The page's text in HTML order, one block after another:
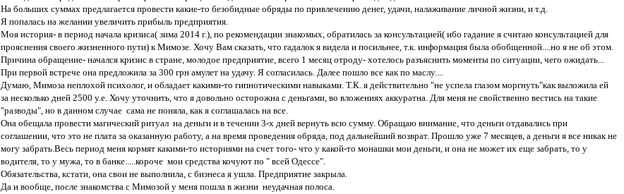
На больших суммах предлагается провести какие-то безобидные обряды по привлечению денег, удачи, налаживание личной жизни, и т.д.
Я попалась на желании увеличить прибыль предприятия.
Моя история- в период начала кризиса( зима 2014 г.), по рекомендации знакомых, обратилась за консультацией( ибо гадание я считаю консультацией для
прояснения своего жизненного пути) к Мимозе. Хочу Вам сказать, что гадалок я видела и посильнее, т.к. информация была обобщенной....но я не об этом.
Причина обращение- начался кризис в стране, молодое предприятие, всего 1 месяц отроду- хотелось разъяснить моменты по ситуации, чего ожидать...
При первой встрече она предложила за 300 грн амулет на удачу. Я согласилась. Далее пошло все как по маслу....
Думаю, Мимоза неплохой психолог, и обладает какими-то гипнотическими навыками. Т.К. я действительно "не успела глазом моргнуть"как выложила ей
за несколько дней 2500 у.е. Хочу уточнить, что я довольно осторожна с деньгами, во вложениях аккуратна. Для меня не свойственно вестись на такие
"разводы", но в данном случае сама не поняла, как я соглашалась на все.
Она обещала провести магический ритуал на деньги и в течении 3-х дней вернуть всю сумму. Обращаю внимание, что деньги отдавались при
соглашении, что это не плата за оказанную работу, а на время проведения обряда, под дальнейший возврат. Прошло уже 7 месяцев, а деньги я все никак не
могу забрать.Весь период меня кормят какими-то историями на счет того- что у какой-то монашки мои деньги, и она не может их еще забрать, то у
водителя, то у мужа, то в банке.....короче мои средства кочуют по " всей Одессе".
Обязательства, кстати, она свои не выполнила, с бизнеса я ушла. Предприятие закрыла.
Да и вообще, после знакомства с Мимозой у меня пошла в жизни неудачная полоса.